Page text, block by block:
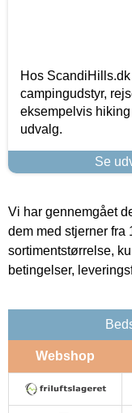
Hos
campingudstyr,
eksempelvis
udvalg.
Se
Vi har gennemgået
dem med stjerner fra
sortimentstørrelse,
betingelser,
Webshop